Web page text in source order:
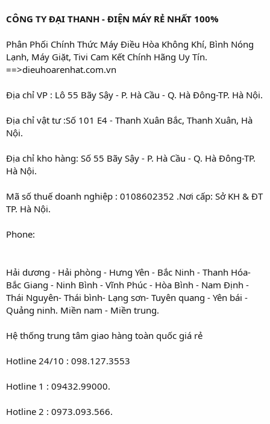
CÔNG TY ĐẠI THANH - ĐIỆN MÁY RẺ NHẤT 100%
Phân Phối Chính Thức Máy Điều Hòa Không Khí, Bình Nóng
Lạnh, Máy Giặt, Tivi Cam Kết Chính Hãng Uy Tín.
==>dieuhoarenhat.com.vn
Địa chỉ VP : Lô 55 Bãy Sậy - P. Hà Cầu - Q. Hà Đông-TP. Hà Nội.
Địa chỉ vật tư :Số 101 E4 - Thanh Xuân Bắc, Thanh Xuân, Hà
Nội.
Địa chỉ kho hàng: Số 55 Bãy Sậy - P. Hà Cầu - Q. Hà Đông-TP.
Hà Nội.
Mã số thuế doanh nghiệp : 0108602352 .Nơi cấp: Sở KH & ĐT
TP. Hà Nội.
Phone:
Hải dương - Hải phòng - Hưng Yên - Bắc Ninh - Thanh Hóa-
Bắc Giang - Ninh Bình - Vĩnh Phúc - Hòa Bình - Nam Định -
Thái Nguyên- Thái bình- Lạng sơn- Tuyên quang - Yên bái -
Quảng ninh. Miền nam - Miền trung.
Hệ thống trung tâm giao hàng toàn quốc giá rẻ
Hotline 24/10 : 098.127.3553
Hotline 1 : 09432.99000.
Hotline 2 : 0973.093.566.